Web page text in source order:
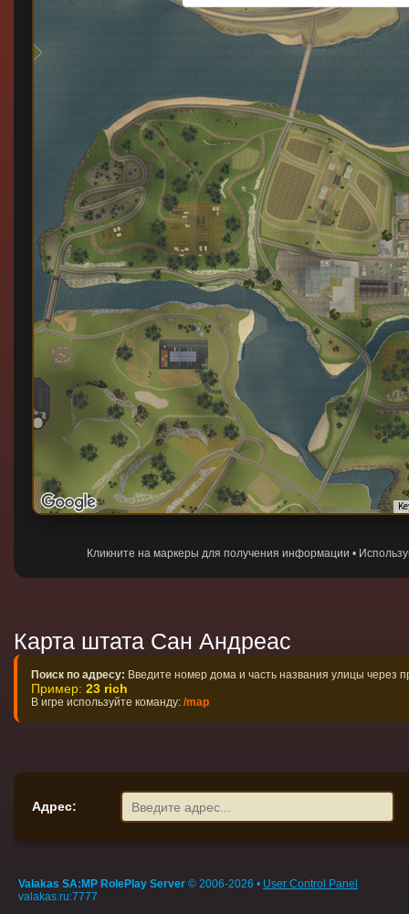
Кликните на маркеры для получения информации •
Карта штата Сан Андреас
Поиск по адресу: Введите номер дома и часть названия улицы через
Пример: 23 rich
В игре используйте команду: /map
Адрес:
Valakas SA:MP RolePlay Server © 2006-2026 • User Control Panel
valakas.ru:7777